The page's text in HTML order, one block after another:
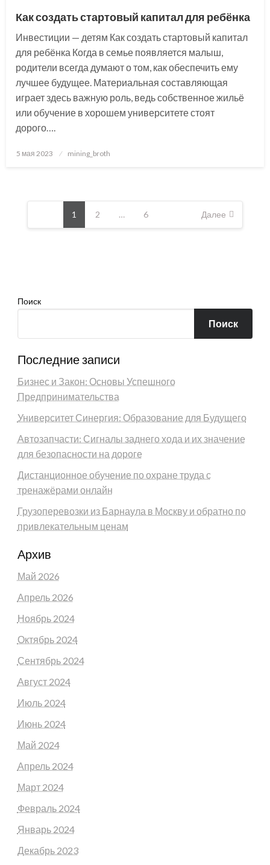
Как создать стартовый капитал для ребёнка
Инвестиции — детям Как создать стартовый капитал
для ребёнка Когда в семье появляется малыш,
родители всегда думают о том, как обеспечить ему
лучшее будущее. Материальная составляющая
играет здесь важную роль, ведь собственное жильё
или обучение в хорошем университете стоят
дорого….
Posted
5 мая 2023 mining_broth
Пагинация
1 2 … 6 Далее
Поиск
Поиск
Последние записи
Бизнес и Закон: Основы Успешного
Предпринимательства
Университет Синергия: Образование для Будущего
Автозапчасти: Сигналы заднего хода и их значение
для безопасности на дороге
Дистанционное обучение по охране труда с
тренажёрами онлайн
Грузоперевозки из Барнаула в Москву и обратно по
привлекательным ценам
Архив
Май 2026
Апрель 2026
Ноябрь 2024
Октябрь 2024
Сентябрь 2024
Август 2024
Июль 2024
Июнь 2024
Май 2024
Апрель 2024
Март 2024
Февраль 2024
Январь 2024
Декабрь 2023